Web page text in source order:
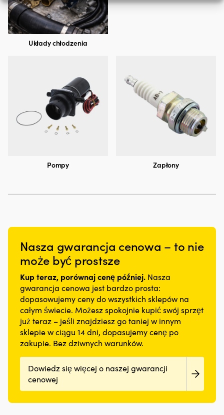
Układy chłodzenia
Pompy Zapłony
Nasza gwarancja cenowa – to nie
może być prostsze
Kup teraz, porównaj cenę później. Nasza
gwarancja cenowa jest bardzo prosta:
dopasowujemy ceny do wszystkich sklepów na
całym świecie. Możesz spokojnie kupić swój sprzęt
już teraz – jeśli znajdziesz go taniej w innym
sklepie w ciągu 14 dni, dopasujemy cenę po
zakupie. Bez dziwnych warunków.
Dowiedz się więcej o naszej gwarancji
cenowej